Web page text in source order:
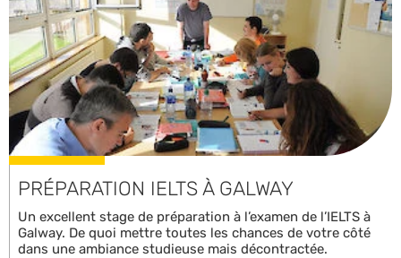
PRÉPARATION IELTS À GALWAY
Un excellent stage de préparation à l’examen de l’IELTS à
Galway. De quoi mettre toutes les chances de votre côté
dans une ambiance studieuse mais décontractée.